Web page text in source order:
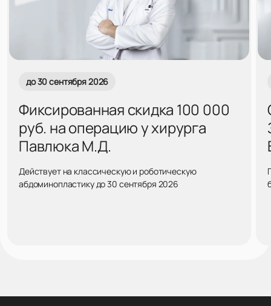
до 30 сентября 2026
Фиксированная скидка 100 000
руб. на операцию у хирурга
Павлюка М.Д.
Действует на классическую и роботическую
абдоминопластику до 30 сентября 2026